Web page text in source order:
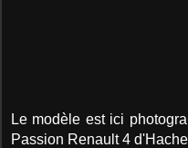
Le modèle est ici
Passion Renault 4